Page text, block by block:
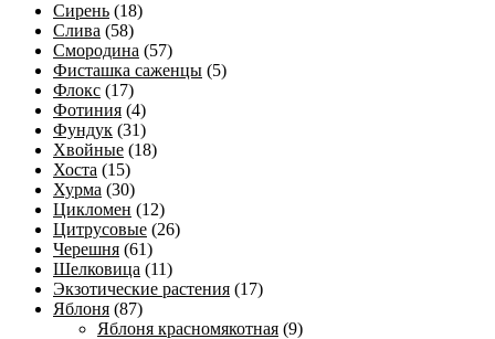
Сирень (18)
Слива (58)
Смородина (57)
Фисташка саженцы (5)
Флокс (17)
Фотиния (4)
Фундук (31)
Хвойные (18)
Хоста (15)
Хурма (30)
Цикломен (12)
Цитрусовые (26)
Черешня (61)
Шелковица (11)
Экзотические растения (17)
Яблоня (87)
Яблоня красномякотная (9)